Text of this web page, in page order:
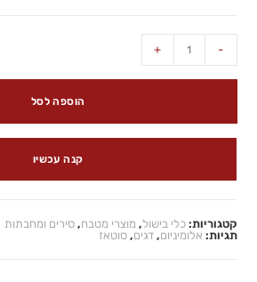
-
+
הוספה לסל
קנה עכשיו
קטגוריות:כלי בישול, מוצרי מטבח,סירים ומחבתות
תגיות: אלומיניום,דגים,סוטאז